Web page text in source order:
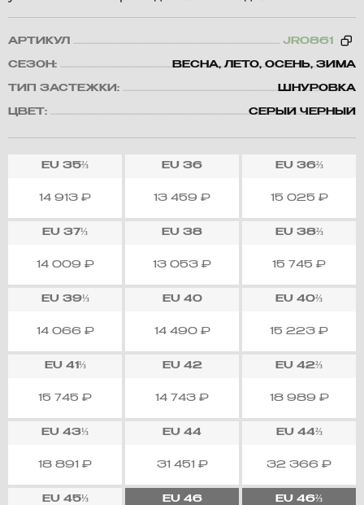
АРТИКУЛ JR0861
СЕЗОН: ВЕСНА, ЛЕТО, ОСЕНЬ, ЗИМА
ТИП ЗАСТЕЖКИ: ШНУРОВКА
ЦВЕТ: СЕРЫЙ ЧЕРНЫЙ
EU 35⅔
14 913 ₽
EU 36
13 459 ₽
EU36⅔
15 025 ₽
EU 37⅓
14 009 ₽
EU 38
13 053 ₽
EU38⅔
15 745 ₽
EU39⅓
14 066 ₽
EU40
14 490 ₽
EU 40⅔
15 223 ₽
EU41⅓
15 745 ₽
EU42
14 743 ₽
EU 42⅔
18 989 ₽
EU 43⅓
18 891 ₽
EU 44
31 451 ₽
EU44⅔
32 366 ₽
EU45⅓ EU46 EU 46⅔